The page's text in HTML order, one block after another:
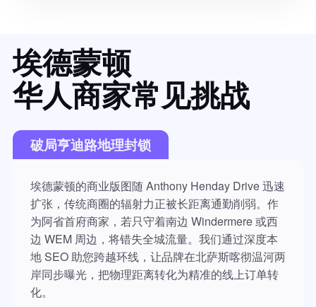
埃德蒙顿​
华人商家常见挑战
破局亨迪路地理封锁
埃德蒙顿的商业版图随 Anthony Henday Drive 迅速
扩张，传统商圈的辐射力正被长距离通勤削弱。作
为阿省首府商家，若只守着南边 Windermere 或西
边 WEM 周边，将错失全城流量。我们通过深度本
地 SEO 助您跨越环线，让品牌在北萨斯喀彻温河两
岸同步曝光，把物理距离转化为精准的线上订单转
化。